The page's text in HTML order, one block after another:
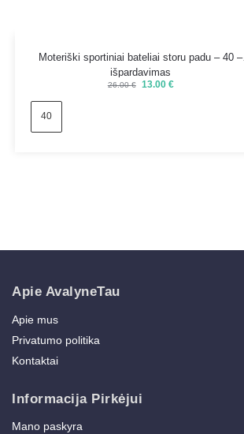
Moteriški sportiniai bateliai storu padu – 40 –
išpardavimas
26.00€ 13.00 €
40
Apie AvalyneTau
Apie mus
Privatumo politika
Kontaktai
Informacija Pirkėjui
Mano paskyra